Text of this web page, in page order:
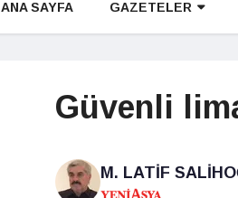
ANA SAYFA GAZETELER
Güvenli
M. LATIF